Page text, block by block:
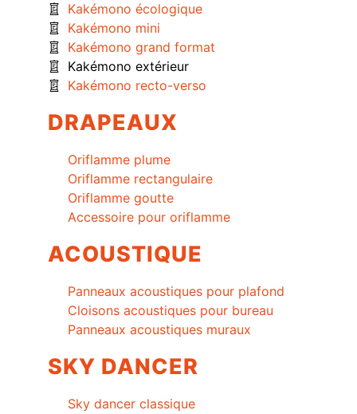
Kakémono écologique
Kakémono mini
Kakémono grand format
Kakémono extérieur
Kakémono recto-verso
DRAPEAUX
Oriflamme plume
Oriflamme rectangulaire
Oriflamme goutte
Accessoire pour oriflamme
ACOUSTIQUE
Panneaux acoustiques pour plafond
Cloisons acoustiques pour bureau
Panneaux acoustiques muraux
SKY DANCER
Sky dancer classique